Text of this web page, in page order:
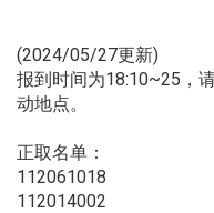
(2024/05/27更新)
报到时间为18:10~25，
动地点。
正取名单：
112061018
112014002